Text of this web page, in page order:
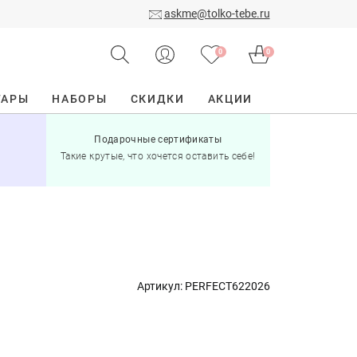
askme@tolko-tebe.ru
0 0
НАБОРЫ СКИДКИ АКЦИИ
Подарочные сертификаты
Такие крутые, что хочется оставить себе!
Артикул: PERFECT622026